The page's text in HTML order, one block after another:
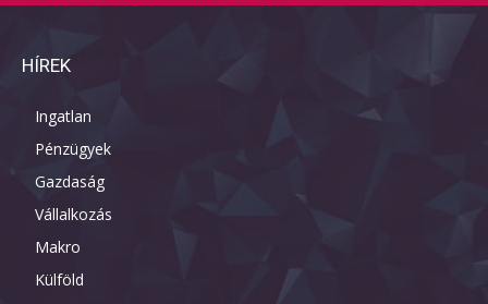
HÍREK
Ingatlan
Pénzügyek
Gazdaság
Vállalkozás
Makro
Külföld